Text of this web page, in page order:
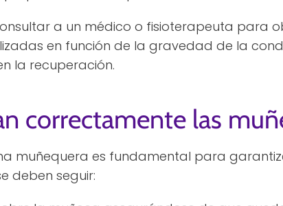
a un médico o fisioterapeuta para
en función de la gravedad de la
la recuperación.
correctamente las
muñequera es fundamental para
deben seguir: